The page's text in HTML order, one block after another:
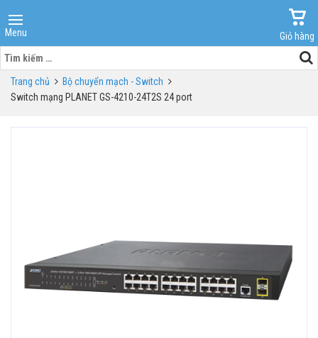
Menu
Giỏ hàng
Tìm
kiếm
cho:Trang chủ
Bộ chuyển mạch - Switch
Switch mạng PLANET GS-4210-24T2S 24 port